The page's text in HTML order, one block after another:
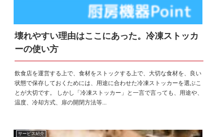
壊れやすい理由はここにあった。冷凍ストッカ
ーの使い方
飲食店を運営する上で、食材をストックする上で、大切な食材を、良い
状態で保存しておくためには、用途に合わせた冷凍ストッカーを選ぶこ
とが大切です。 しかし「冷凍ストッカー」と一言で言っても、用途や、
温度、冷却方式、扉の開閉方法等...
サービス紹介